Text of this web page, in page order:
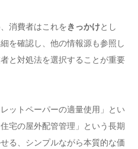
消費者はこれをきっかけとし
を確認し、他の情報源も参照し
と対処法を選択することが重要
ットペーパーの適量使用」とい
宅の屋外配管管理」という長期
る、シンプルながら本質的な価